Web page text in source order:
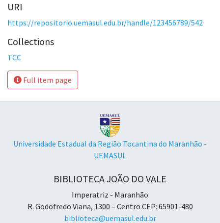
URI
https://repositorio.uemasul.edu.br/handle/123456789/542
Collections
TCC
Full item page
Universidade Estadual da Região Tocantina do Maranhão -
UEMASUL
BIBLIOTECA JOÃO DO VALE
Imperatriz - Maranhão
R. Godofredo Viana, 1300 – Centro CEP: 65901-480
biblioteca@uemasul.edu.br